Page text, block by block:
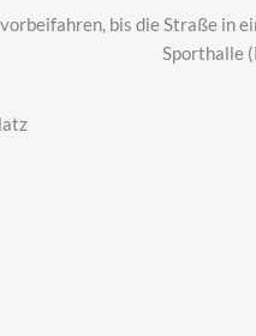
bis die Straße in
Sporthalle